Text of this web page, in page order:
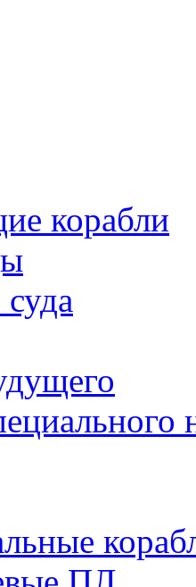
корабли